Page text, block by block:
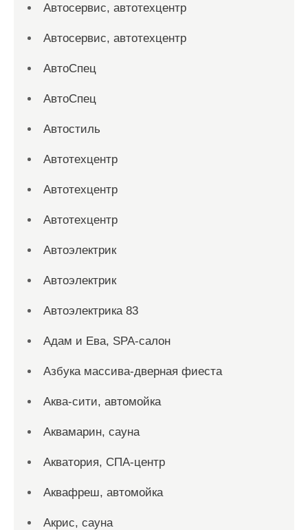
Автосервис, автотехцентр
Автосервис, автотехцентр
АвтоСпец
АвтоСпец
Автостиль
Автотехцентр
Автотехцентр
Автотехцентр
Автоэлектрик
Автоэлектрик
Автоэлектрика 83
Адам и Ева, SPA-салон
Азбука массива-дверная фиеста
Аква-сити, автомойка
Аквамарин, сауна
Акватория, СПА-центр
Аквафреш, автомойка
Акрис, сауна